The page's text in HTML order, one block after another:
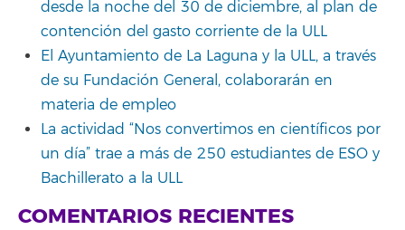
desde la noche del 30 de diciembre, al plan de
contención del gasto corriente de la ULL
El Ayuntamiento de La Laguna y la ULL, a través
de su Fundación General, colaborarán en
materia de empleo
La actividad “Nos convertimos en científicos por
un día” trae a más de 250 estudiantes de ESO y
Bachillerato a la ULL
COMENTARIOS RECIENTES